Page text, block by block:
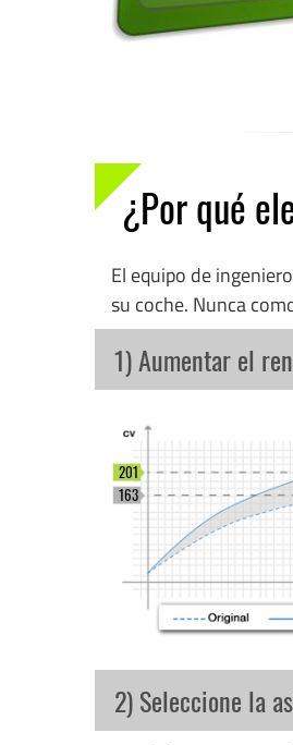
¿Por qué
El equipo de
su coche. Nunca
1) Aumentar el
163
201
2) Seleccione la